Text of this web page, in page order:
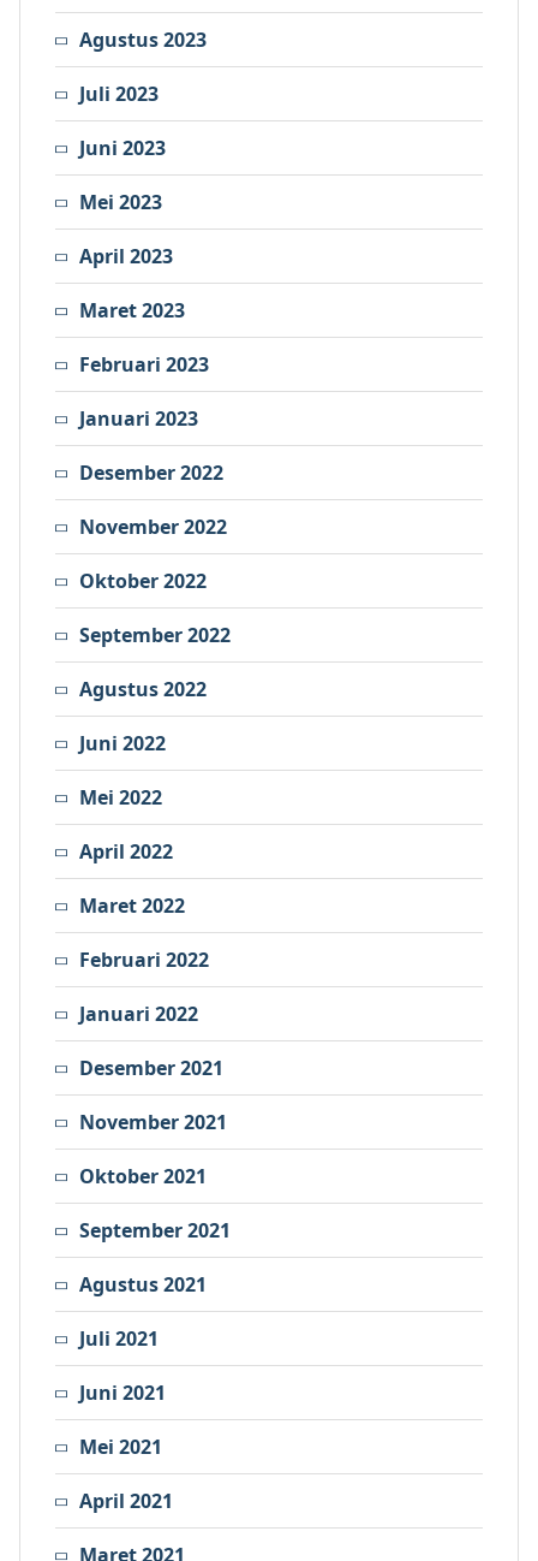
Agustus 2023
Juli 2023
Juni 2023
Mei 2023
April 2023
Maret 2023
Februari 2023
Januari 2023
Desember 2022
November 2022
Oktober 2022
September 2022
Agustus 2022
Juni 2022
Mei 2022
April 2022
Maret 2022
Februari 2022
Januari 2022
Desember 2021
November 2021
Oktober 2021
September 2021
Agustus 2021
Juli 2021
Juni 2021
Mei 2021
April 2021
Maret 2021